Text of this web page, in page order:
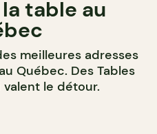
table au
meilleures adresses
Québec. Des Tables
le détour.